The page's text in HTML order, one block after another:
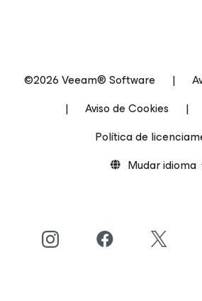
©2026 Veeam® Software |
|
Aviso de Cookies |
Política de
Mudar idioma